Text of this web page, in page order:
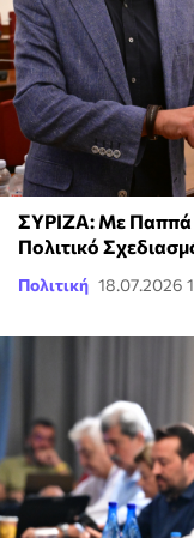
ΣΥΡΙΖΑ: Με Παππά
Πολιτικό
Πολιτική 18.07.2026